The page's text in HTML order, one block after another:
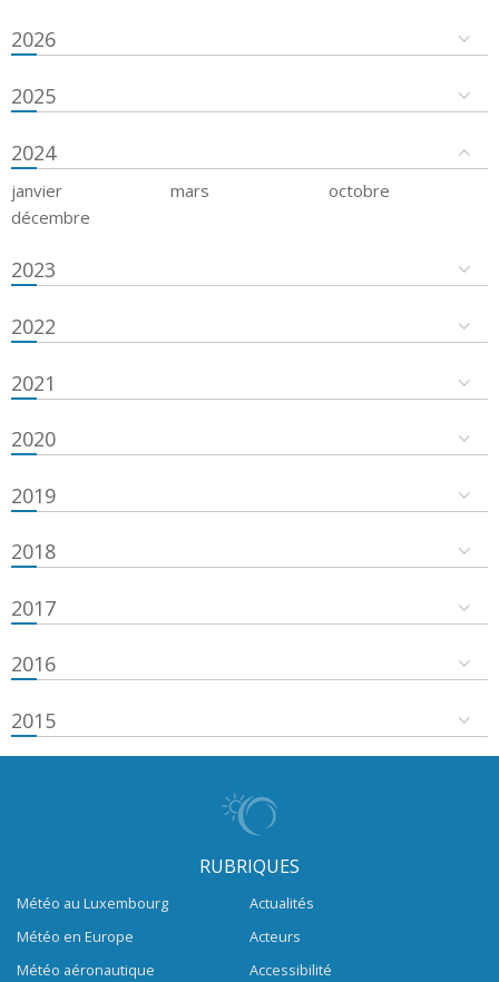
2026
2025
2024
janvier mars
octobre
décembre
2023
2022
2021
2020
2019
2018
2017
2016
2015
RUBRIQUES
Météo au Luxembourg
Météo en Europe
Météo aéronautique
Actualités
Acteurs
Accessibilité